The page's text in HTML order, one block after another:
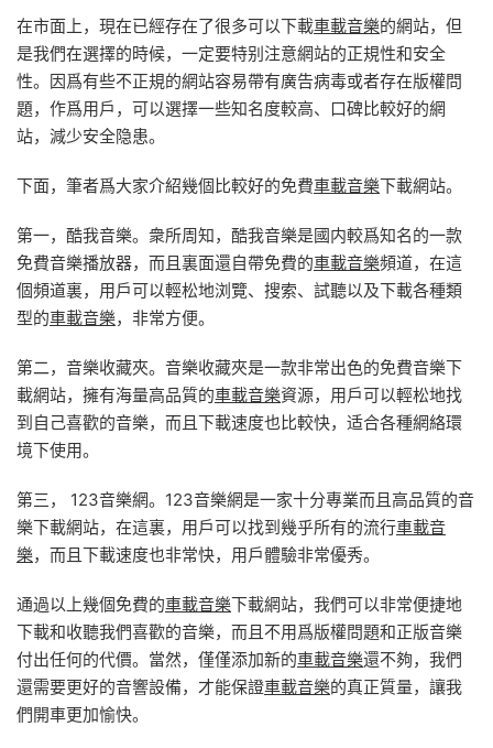
在市面上，現在已經存在了很多可以下載車載音樂的網站，但
是我們在選擇的時候，一定要特别注意網站的正規性和安全
性。因爲有些不正規的網站容易帶有廣告病毒或者存在版權問
題，作爲用戶，可以選擇一些知名度較高、口碑比較好的網
站，減少安全隐患。
下面，筆者爲大家介紹幾個比較好的免費車載音樂下載網站。
第一，酷我音樂。衆所周知，酷我音樂是國内較爲知名的一款
免費音樂播放器，而且裏面還自帶免費的車載音樂頻道，在這
個頻道裏，用戶可以輕松地浏覽、搜索、試聽以及下載各種類
型的車載音樂，非常方便。
第二，音樂收藏夾。音樂收藏夾是一款非常出色的免費音樂下
載網站，擁有海量高品質的車載音樂資源，用戶可以輕松地找
到自己喜歡的音樂，而且下載速度也比較快，适合各種網絡環
境下使用。
第三， 123音樂網。123音樂網是一家十分專業而且高品質的音
樂下載網站，在這裏，用戶可以找到幾乎所有的流行車載音
樂，而且下載速度也非常快，用戶體驗非常優秀。
通過以上幾個免費的車載音樂下載網站，我們可以非常便捷地
下載和收聽我們喜歡的音樂，而且不用爲版權問題和正版音樂
付出任何的代價。當然，僅僅添加新的車載音樂還不夠，我們
還需要更好的音響設備，才能保證車載音樂的真正質量，讓我
們開車更加愉快。